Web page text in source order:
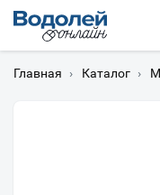
Главная › Каталог ›